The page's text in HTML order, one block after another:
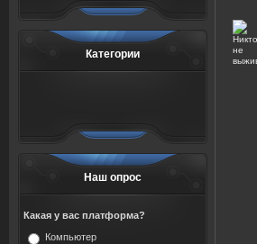
Категории
Наш опрос
Какая у вас платформа?
Компьютер